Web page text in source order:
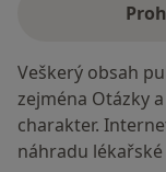
Veškerý obsah
zejména Otázky
charakter.
náhradu